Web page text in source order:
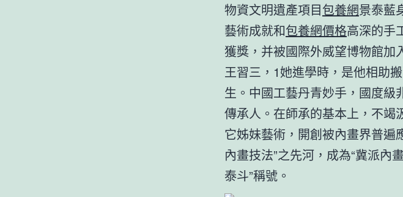
物資文明遺產項目包養網景泰藍
藝術成就和包養網價格高深的手
獲獎，并被國際外威望博物館加
王習三，1她進學時，是他相助
生。中國工藝丹青妙手，國度級
傳承人。在師承的基本上，不竭
它姊妹藝術，開創被內畫界普遍
內畫技法”之先河，成為“冀派內
泰斗”稱號。